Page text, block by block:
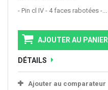
- Pin cl IV - 4 faces rabotées -...
AJOUTER AU PANIER
DÉTAILS
Ajouter au comparateur